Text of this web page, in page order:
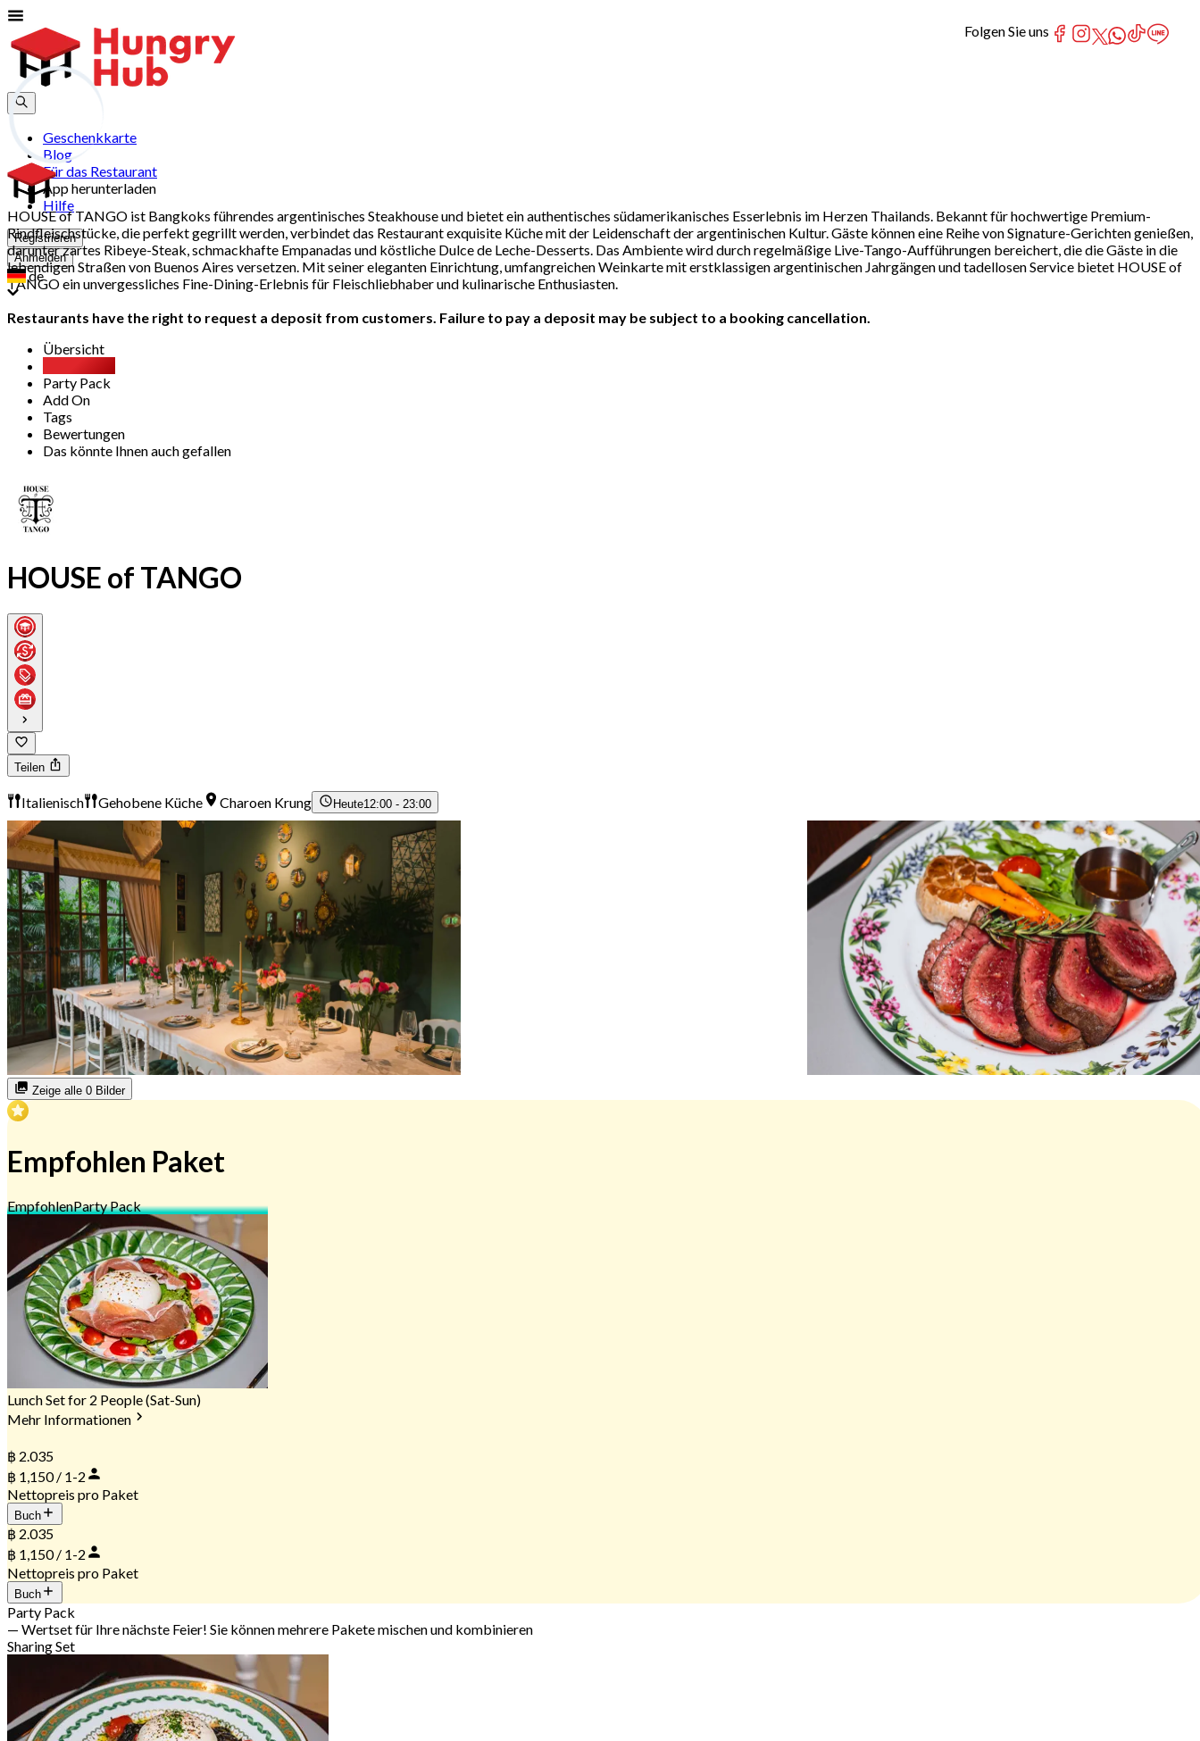
Geschenkkarte
Blog
Für das Restaurant
App herunterladen
Hilfe
Registrieren
Anmelden
de
HOUSE of TANGO ist Bangkoks führendes argentinisches Steakhouse und bietet ein authentisches südamerikanisches Esserlebnis im Herzen Thailands. Bekannt für hochwertige Premium-
Rindfleischstücke, die perfekt gegrillt werden, verbindet das Restaurant exquisite Küche mit der Leidenschaft der argentinischen Kultur. Gäste können eine Reihe von Signature-Gerichten genießen,
darunter zartes Ribeye-Steak, schmackhafte Empanadas und köstliche Dulce de Leche-Desserts. Das Ambiente wird durch regelmäßige Live-Tango-Aufführungen bereichert, die die Gäste in die
lebendigen Straßen von Buenos Aires versetzen. Mit seiner eleganten Einrichtung, umfangreichen Weinkarte mit erstklassigen argentinischen Jahrgängen und tadellosen Service bietet HOUSE of
TANGO ein unvergessliches Fine-Dining-Erlebnis für Fleischliebhaber und kulinarische Enthusiasten.
Restaurants have the right to request a deposit from customers. Failure to pay a deposit may be subject to a booking cancellation.
Übersicht
Party Pack
Add On
Tags
Bewertungen
Das könnte Ihnen auch gefallen
HOUSE of TANGO
Teilen
Italienisch Gehobene Küche Charoen Krung Heute12:00 - 23:00
Zeige alle 0 Bilder
Empfohlen Paket
EmpfohlenParty Pack
Lunch Set for 2 People (Sat-Sun)
Mehr Informationen
฿ 2.035
฿ 1,150 / 1-2
Nettopreis pro Paket
Buch
฿ 2.035
฿ 1,150 / 1-2
Nettopreis pro Paket
Buch
Party Pack
— Wertset für Ihre nächste Feier! Sie können mehrere Pakete mischen und kombinieren
Sharing Set
Folgen Sie uns